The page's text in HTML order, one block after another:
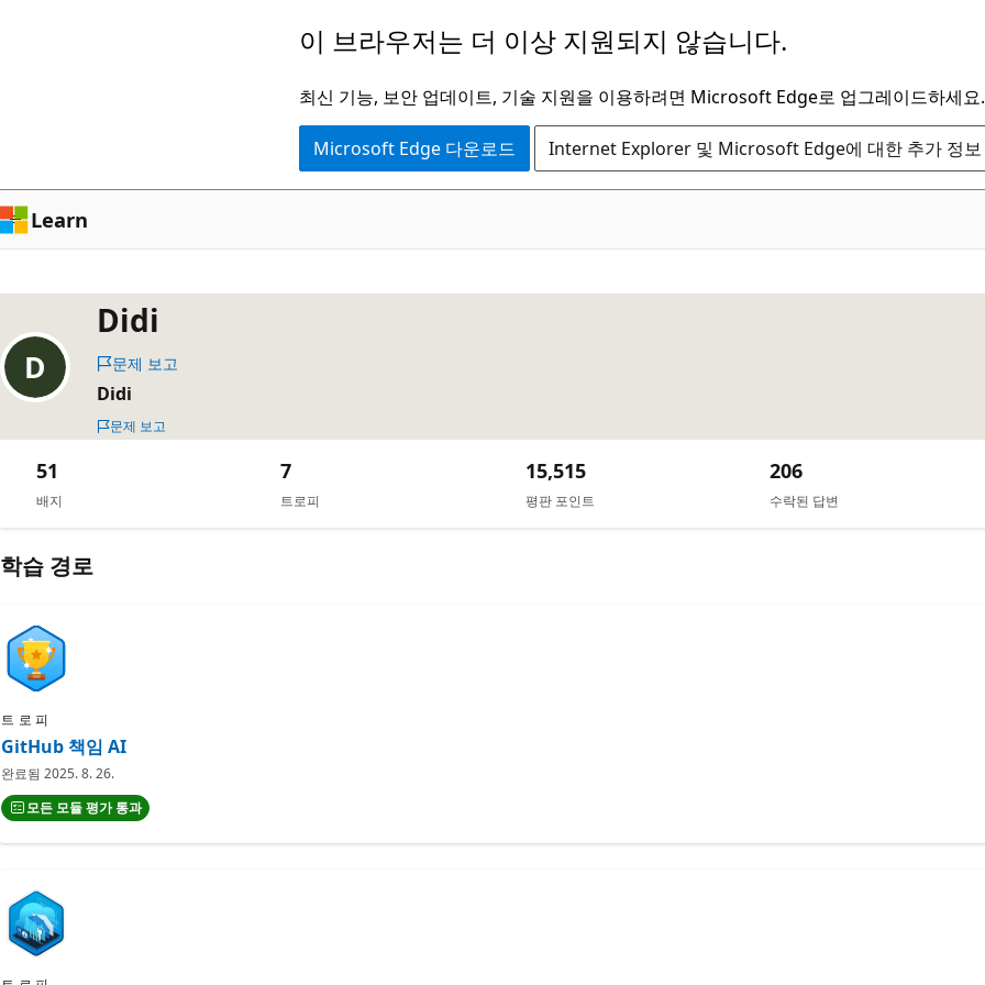
로
건
너
이 브라우저는 더 이상 지원되지 않습니다.
최신 기능, 보안 업데이트, 기술 지원을 이용하려면 Microsoft Edge로 업그레이드하세요.
Microsoft Edge 다운로드 Internet Explorer 및 Microsoft Edge에 대한 추가 정보
Learn
Didi
문제 보고
Didi
문제 보고
배지
51
트로피
7
평판 포인트
15,515
수락된 답변
206
학습 경로
트로피
GitHub 책임 AI
완료됨 2025. 8. 26.
모든 모듈 평가 통과